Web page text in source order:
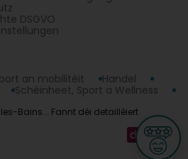
DSGVO
an mobilitéit
Handel
Schéinheet, Sport a Wellness
Bains... Fannt déi detailléiert